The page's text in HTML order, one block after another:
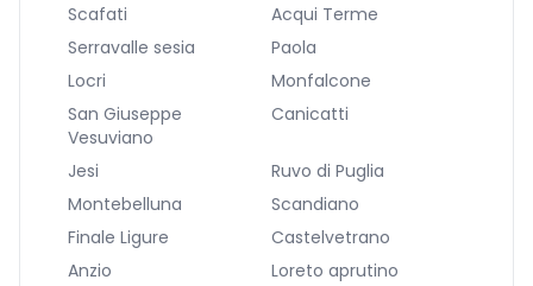
Scafati
Acqui Terme
Serravalle sesia
Paola
Locri
Monfalcone
San Giuseppe
Vesuviano
Canicatti
Jesi
Ruvo di Puglia
Montebelluna
Scandiano
Finale Ligure
Castelvetrano
Anzio
Loreto aprutino